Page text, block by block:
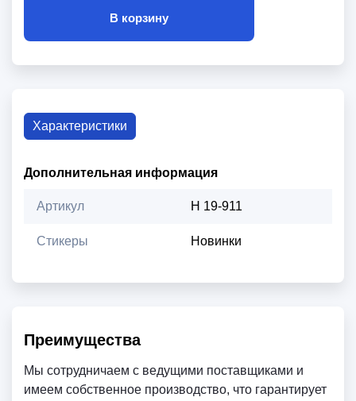
В корзину
Характеристики
Дополнительная информация
Артикул H 19-911
Стикеры Новинки
Преимущества
Мы сотрудничаем с ведущими поставщиками и
имеем собственное производство, что гарантирует